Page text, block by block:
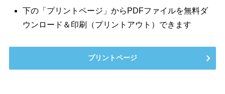
下の「プリントページ」からPDFファイルを無料ダ
ウンロード＆印刷（プリントアウト）できます
プリントページ